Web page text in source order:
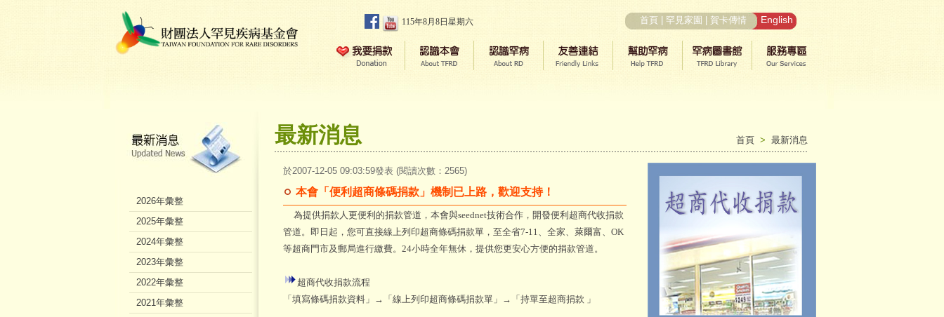
115年8月8日星期六 首頁 罕見家園 賀卡傳情 English
最新消息 首頁 > 最新消息
於2007-12-05 09:03:59發表 (閱讀次數：2565)
本會「便利超商條碼捐款」機制已上路，歡迎支持！
為提供捐款人更便利的捐款管道，本會與seednet技術合作，開發便利超商代收捐款
管道。即日起，您可直接線上列印超商條碼捐款單，至全省7-11、全家、萊爾富、OK
等超商門市及郵局進行繳費。24小時全年無休，提供您更安心方便的捐款管道。
超商代收捐款流程
「填寫條碼捐款資料」→「線上列印超商條碼捐款單」→「持單至超商捐款 」
2026年彙整
2025年彙整
2024年彙整
2023年彙整
2022年彙整
2021年彙整